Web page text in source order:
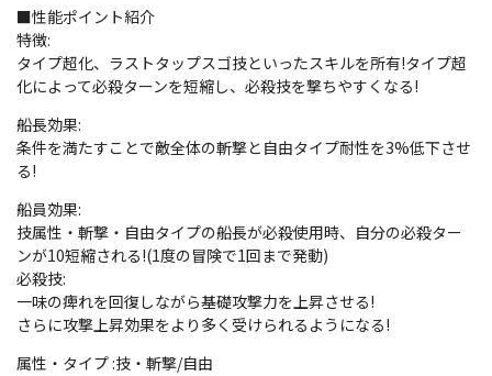
■性能ポイント紹介
特徴:
タイプ超化、ラストタップスゴ技といったスキルを所有!タイプ超
化によって必殺ターンを短縮し、必殺技を撃ちやすくなる!
船長効果:
条件を満たすことで敵全体の斬撃と自由タイプ耐性を3%低下させ
る!
船員効果:
技属性・斬撃・自由タイプの船長が必殺使用時、自分の必殺ター
ンが10短縮される!(1度の冒険で1回まで発動)
必殺技:
一味の痺れを回復しながら基礎攻撃力を上昇させる!
さらに攻撃上昇効果をより多く受けられるようになる!
属性・タイプ :技・斬撃/自由